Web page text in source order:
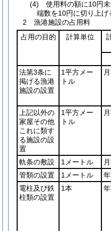
(4) 使用料の額に10円未
端数を10円に切り上げ
2 漁港施設の占用料
占用の目的
計算単位
法第3条に
掲げる漁港
施設の設置
1平方メー
トル
上記以外の
家屋その他
これに類す
る施設の設
置
1平方メー
トル
軌条の敷設 1メートル
管類の設置
1メートル
電柱及び鉄
柱類の設置
1本